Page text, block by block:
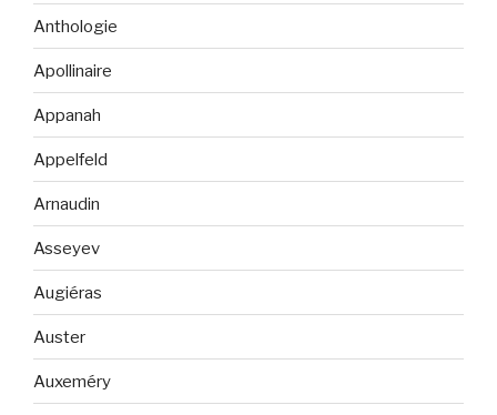
Anthologie
Apollinaire
Appanah
Appelfeld
Arnaudin
Asseyev
Augiéras
Auster
Auxeméry